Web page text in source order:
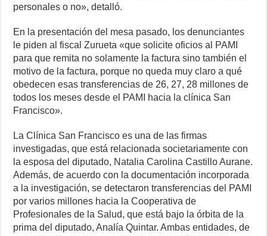
personales o no», detalló.
En la presentación del mesa pasado, los denunciantes
le piden al fiscal Zurueta «que solicite oficios al PAMI
para que remita no solamente la factura sino también el
motivo de la factura, porque no queda muy claro a qué
obedecen esas transferencias de 26, 27, 28 millones de
todos los meses desde el PAMI hacia la clínica San
Francisco».
La Clínica San Francisco es una de las firmas
investigadas, que está relacionada societariamente con
la esposa del diputado, Natalia Carolina Castillo Aurane.
Además, de acuerdo con la documentación incorporada
a la investigación, se detectaron transferencias del PAMI
por varios millones hacia la Cooperativa de
Profesionales de la Salud, que está bajo la órbita de la
prima del diputado, Analía Quintar. Ambas entidades, de